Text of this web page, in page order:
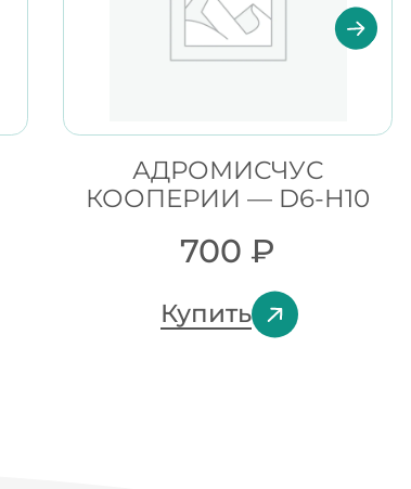
АДРОМИСЧУС
КООПЕРИИ — D6-H10
700 ₽
Купить